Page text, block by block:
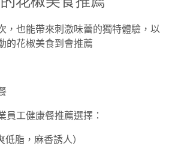
，也能帶來刺激味蕾的獨特體驗，以
的花椒美食到會推薦
員工健康餐推薦選擇：
低脂，麻香誘人）